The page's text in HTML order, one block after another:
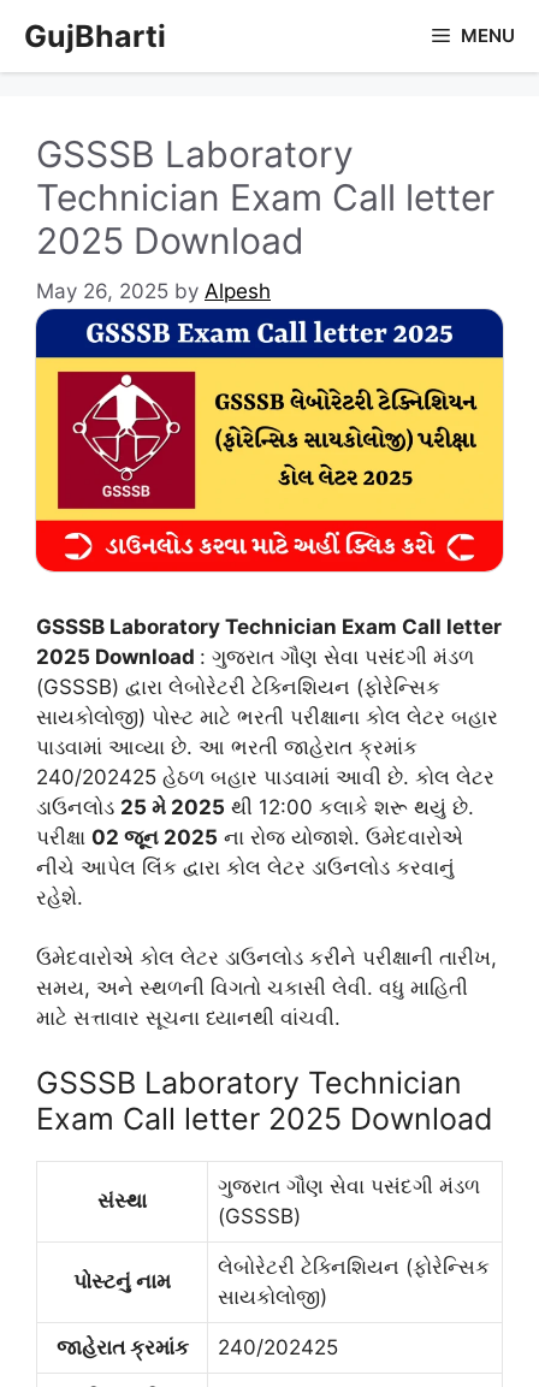
content
GujBharti MENU
GSSSB Laboratory
Technician Exam Call letter
2025 Download
May 26, 2025 by Alpesh
GSSSB Laboratory Technician Exam Call letter
2025 Download : ગુજરાત ગૌણ સેવા પસંદગી મંડળ
(GSSSB) દ્વારા લેબોરેટરી ટેક્નિશિયન (ફોરેન્સિક
સાયકોલોજી) પોસ્ટ માટે ભરતી પરીક્ષાના કોલ લેટર બહાર
પાડવામાં આવ્યા છે. આ ભરતી જાહેરાત ક્રમાંક
240/202425 હેઠળ બહાર પાડવામાં આવી છે. કોલ લેટર
ડાઉનલોડ 25 મે 2025 થી 12:00 કલાકે શરૂ થયું છે.
પરીક્ષા 02 જૂન 2025 ના રોજ યોજાશે. ઉમેદવારોએ
નીચે આપેલ લિંક દ્વારા કોલ લેટર ડાઉનલોડ કરવાનું
રહેશે.
ઉમેદવારોએ કોલ લેટર ડાઉનલોડ કરીને પરીક્ષાની તારીખ,
સમય, અને સ્થળની વિગતો ચકાસી લેવી. વધુ માહિતી
માટે સત્તાવાર સૂચના ધ્યાનથી વાંચવી.
GSSSB Laboratory Technician
Exam Call letter 2025 Download
સંસ્થા
ગુજરાત ગૌણ સેવા પસંદગી મંડળ
(GSSSB)
પોસ્ટનું નામ
લેબોરેટરી ટેક્નિશિયન (ફોરેન્સિક
સાયકોલોજી)
જાહેરાત ક્રમાંક 240/202425